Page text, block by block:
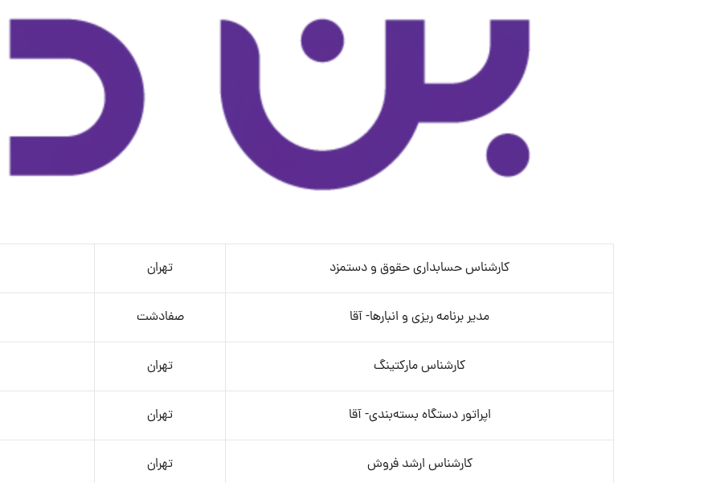
کارشناس حسابداری حقوق و دستمزد تهران
مدیر برنامه ریزی و انبارها- آقا صفادشت
کارشناس مارکتینگ تهران
اپراتور دستگاه بسته‌بندی- آقا تهران
کارشناس ارشد فروش تهران